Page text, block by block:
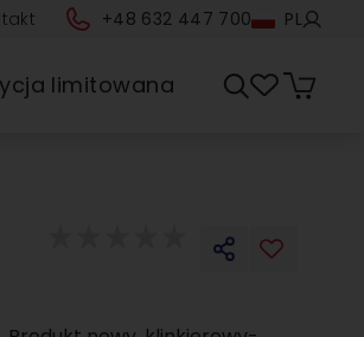
+48 632 447 700 PL
limitowana